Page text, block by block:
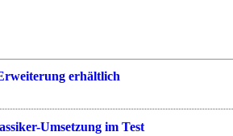
erhältlich
Umsetzung im Test